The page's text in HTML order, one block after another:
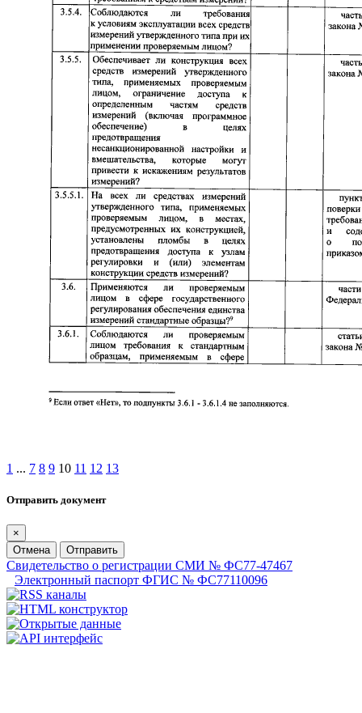
1 ... 7 8 9 10 11 12 13
Отправить документ
×
Отмена
Отправить
Свидетельство о регистрации СМИ № ФС77-47467
Электронный паспорт ФГИС № ФС77110096